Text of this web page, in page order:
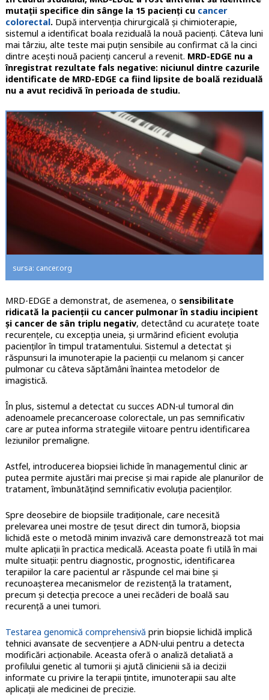
mutații specifice din sânge la 15 pacienți cu cancer
colorectal.După intervenția chirurgicală și chimioterapie,
sistemul a identificat boala reziduală la nouă pacienți. Câteva luni
mai târziu, alte teste mai puțin sensibile au confirmat că la cinci
dintre acești nouă pacienți cancerul a revenit. MRD-EDGE nu a
înregistrat rezultate fals negative: niciunul dintre cazurile
identificate de MRD-EDGE ca fiind lipsite de boală reziduală
nu a avut recidivă în perioada de studiu.
sursa: cancer.org
MRD-EDGE a demonstrat, de asemenea, o sensibilitate
ridicată la pacienții cu cancer pulmonar în stadiu incipient
și cancer de sân triplu negativ, detectând cu acuratețe toate
recurențele, cu excepția uneia, și urmărind eficient evoluția
pacienților în timpul tratamentului. Sistemul a detectat și
răspunsuri la imunoterapie la pacienții cu melanom și cancer
pulmonar cu câteva săptămâni înaintea metodelor de
imagistică.
În plus, sistemul a detectat cu succes ADN-ul tumoral din
adenoamele precanceroase colorectale, un pas semnificativ
care ar putea informa strategiile viitoare pentru identificarea
leziunilor premaligne.
Astfel, introducerea biopsiei lichide în managementul clinic ar
putea permite ajustări mai precise și mai rapide ale planurilor de
tratament, îmbunătățind semnificativ evoluția pacienților.
Spre deosebire de biopsiile tradiționale, care necesită
prelevarea unei mostre de țesut direct din tumoră, biopsia
lichidă este o metodă minim invazivă care demonstrează tot mai
multe aplicații în practica medicală. Aceasta poate fi utilă în mai
multe situații: pentru diagnostic, prognostic, identificarea
terapiilor la care pacientul ar răspunde cel mai bine și
recunoașterea mecanismelor de rezistență la tratament,
precum și detecția precoce a unei recăderi de boală sau
recurență a unei tumori.
Testarea genomică comprehensivă prin biopsie lichidă implică
tehnici avansate de secvențiere a ADN-ului pentru a detecta
modificări acționabile. Aceasta oferă o analiză detaliată a
profilului genetic al tumorii și ajută clinicienii să ia decizii
informate cu privire la terapii țintite, imunoterapii sau alte
aplicații ale medicinei de precizie.